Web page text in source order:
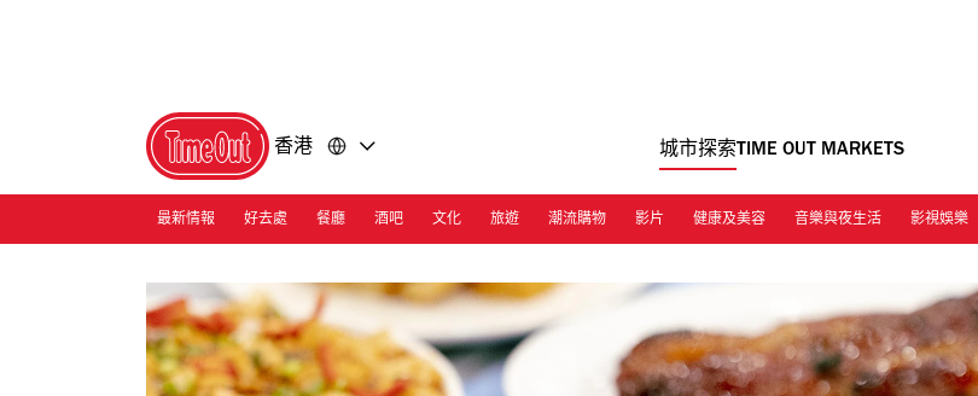
香港 城市探索TIME OUT MARKETS
最新情報 好去處 餐廳 酒吧 文化 旅遊 潮流購物 影片 健康及美容 音樂與夜生活 影視娛樂